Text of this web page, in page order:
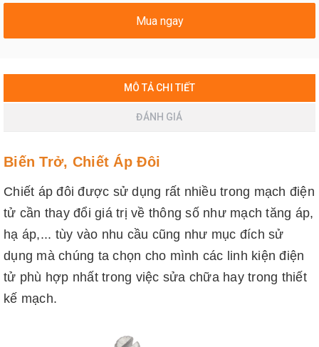
Mua ngay
MÔ TẢ CHI TIẾT
ĐÁNH GIÁ
Biến Trở, Chiết Áp Đôi
Chiết áp đôi được sử dụng rất nhiều trong mạch điện
tử cần thay đổi giá trị về thông số như mạch tăng áp,
hạ áp,... tùy vào nhu cầu cũng như mục đích sử
dụng mà chúng ta chọn cho mình các linh kiện điện
tử phù hợp nhất trong việc sửa chữa hay trong thiết
kế mạch.